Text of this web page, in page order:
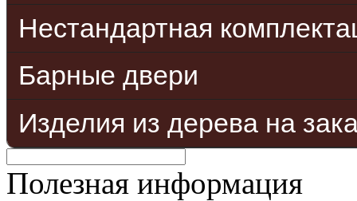
Нестандартная
Барные двери
Изделия из дерева на
Полезная информация